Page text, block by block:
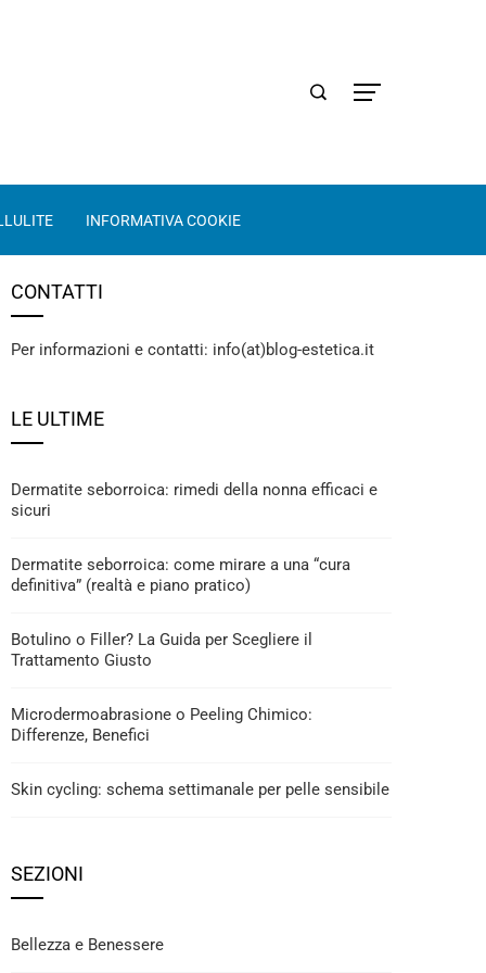
INFORMATIVA COOKIE
CONTATTI
Per informazioni e contatti: info(at)blog-estetica.it
LE ULTIME
Dermatite seborroica: rimedi della nonna efficaci e
sicuri
Dermatite seborroica: come mirare a una “cura
definitiva” (realtà e piano pratico)
Botulino o Filler? La Guida per Scegliere il
Trattamento Giusto
Microdermoabrasione o Peeling Chimico:
Differenze, Benefici
Skin cycling: schema settimanale per pelle sensibile
SEZIONI
Bellezza e Benessere